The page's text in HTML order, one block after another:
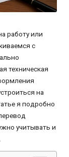
работу или
с
техническая
на
я подробно
учитывать и